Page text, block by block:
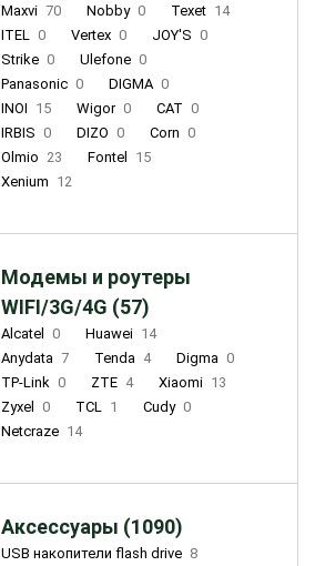
Maxvi 70 Nobby 0 Texet 14
ITEL 0 Vertex 0 JOY'S 0
Strike 0 Ulefone 0
Panasonic 0 DIGMA 0
INOI 15 Wigor 0 CAT 0
IRBIS 0 DIZO 0 Corn 0
Olmio 23 Fontel
15
Xenium 12
Модемы и роутеры
WIFI/3G/4G (57)
Alcatel 0 Huawei 14
Anydata 7 Tenda 4 Digma 0
TP-Link 0 ZTE 4 Xiaomi 13
Zyxel
0 TCL 1 Cudy 0
Netcraze 14
Аксессуары (1090)
USB накопители flash drive 8